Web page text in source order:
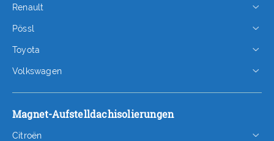
Renault
Pössl
Toyota
Volkswagen
Magnet-Aufstelldachisolierungen
Citroën